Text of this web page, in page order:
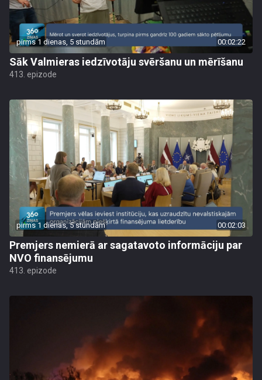
pirms 1 dienas, 5 stundām 00:02:22
Sāk Valmieras iedzīvotāju svēršanu un mērīšanu
413. epizode
pirms 1 dienas, 5 stundām 00:02:03
Premjers nemierā ar sagatavoto informāciju par
NVO finansējumu
413. epizode